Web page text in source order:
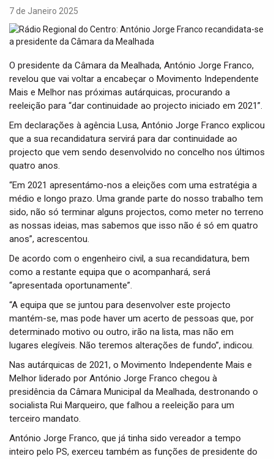
i
7 de Janeiro 2025
O presidente da Câmara da Mealhada, António Jorge Franco,
revelou que vai voltar a encabeçar o Movimento Independente
Mais e Melhor nas próximas autárquicas, procurando a
reeleição para “dar continuidade ao projecto iniciado em 2021”.
Em declarações à agência Lusa, António Jorge Franco explicou
que a sua recandidatura servirá para dar continuidade ao
projecto que vem sendo desenvolvido no concelho nos últimos
quatro anos.
“Em 2021 apresentámo-nos a eleições com uma estratégia a
médio e longo prazo. Uma grande parte do nosso trabalho tem
sido, não só terminar alguns projectos, como meter no terreno
as nossas ideias, mas sabemos que isso não é só em quatro
anos”, acrescentou.
De acordo com o engenheiro civil, a sua recandidatura, bem
como a restante equipa que o acompanhará, será
“apresentada oportunamente”.
“A equipa que se juntou para desenvolver este projecto
mantém-se, mas pode haver um acerto de pessoas que, por
determinado motivo ou outro, irão na lista, mas não em
lugares elegíveis. Não teremos alterações de fundo”, indicou.
Nas autárquicas de 2021, o Movimento Independente Mais e
Melhor liderado por António Jorge Franco chegou à
presidência da Câmara Municipal da Mealhada, destronando o
socialista Rui Marqueiro, que falhou a reeleição para um
terceiro mandato.
António Jorge Franco, que já tinha sido vereador a tempo
inteiro pelo PS, exerceu também as funções de presidente do